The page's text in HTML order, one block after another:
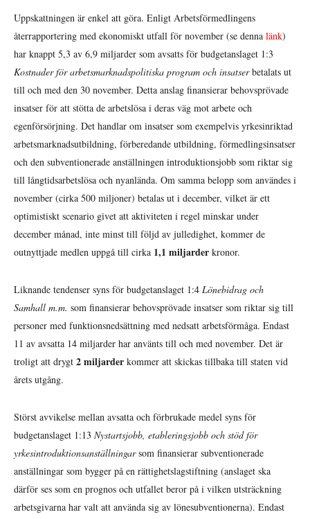
Uppskattningen är enkel att göra. Enligt Arbetsförmedlingens
återrapportering med ekonomiskt utfall för november (se denna länk)
har knappt 5,3 av 6,9 miljarder som avsatts för budgetanslaget 1:3
Kostnader för arbetsmarknadspolitiska program och insatserbetalats ut
till och med den 30 november. Detta anslag finansierar behovsprövade
insatser för att stötta de arbetslösa i deras väg mot arbete och
egenförsörjning. Det handlar om insatser som exempelvis yrkesinriktad
arbetsmarknadsutbildning, förberedande utbildning, förmedlingsinsatser
och den subventionerade anställningen introduktionsjobb som riktar sig
till långtidsarbetslösa och nyanlända. Om samma belopp som användes i
november (cirka 500 miljoner) betalas ut i december, vilket är ett
optimistiskt scenario givet att aktiviteten i regel minskar under
december månad, inte minst till följd av julledighet, kommer de
outnyttjade medlen uppgå till cirka 1,1 miljarder kronor.
Liknande tendenser syns för budgetanslaget 1:4 Lönebidrag och
Samhall m.m. som finansierar behovsprövade insatser som riktar sig till
personer med funktionsnedsättning med nedsatt arbetsförmåga. Endast
11 av avsatta 14 miljarder har använts till och med november. Det är
troligt att drygt 2 miljarder kommer att skickas tillbaka till staten vid
årets utgång.
Störst avvikelse mellan avsatta och förbrukade medel syns för
budgetanslaget 1:13 Nystartsjobb, etableringsjobb och stöd för
yrkesintroduktionsanställningarsom finansierar subventionerade
anställningar som bygger på en rättighetslagstiftning (anslaget ska
därför ses som en prognos och utfallet beror på i vilken utsträckning
arbetsgivarna har valt att använda sig av lönesubventionerna). Endast